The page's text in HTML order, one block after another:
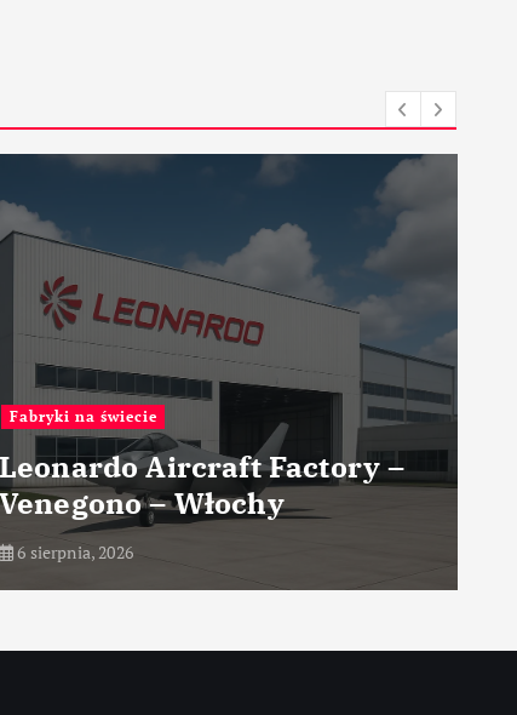
Przemysł lotniczy
Nowoczesne koncepcje
układów napędowych
6 sierpnia, 2026